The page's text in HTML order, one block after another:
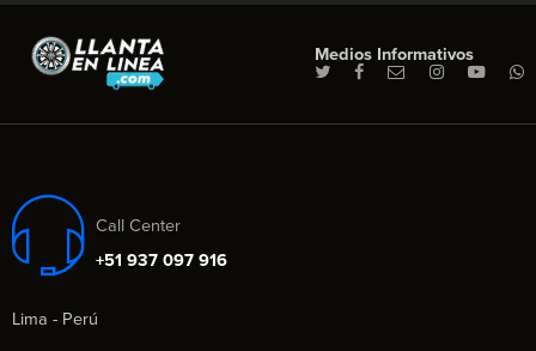
Medios Informativos
Call Center
+51 937 097 916
Lima - Perú